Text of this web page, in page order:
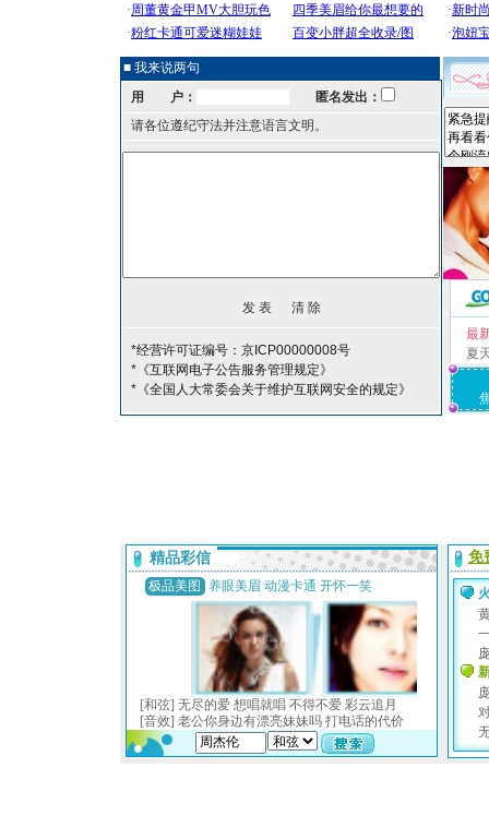
■ 我来说两句
用 户：
匿名发出：
请各位遵纪守法并注意语言文明。
*经营许可证编号：京ICP00000008号
*《互联网电子公告服务管理规定》
*《全国人大常委会关于维护互联网安全的规定》
最
夏